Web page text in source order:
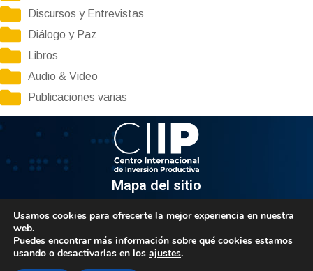
Discursos y Entrevistas
Diálogo y Paz
Libros
Audio & Video
Publicaciones varias
Mapa del sitio
Av. Venezuela, Edif. Epsilon Piso 3, Oficina 3-2, Sector el
Rosal, Chacao.
Usamos cookies para ofrecerte la mejor experiencia en nuestra
web.
Puedes encontrar más información sobre qué cookies estamos
usando o desactivarlas en los ajustes.